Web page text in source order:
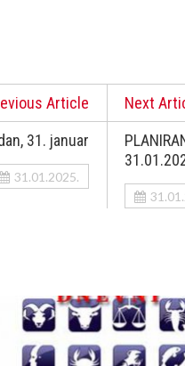
Article
31. januar
31.01.2025.
Next